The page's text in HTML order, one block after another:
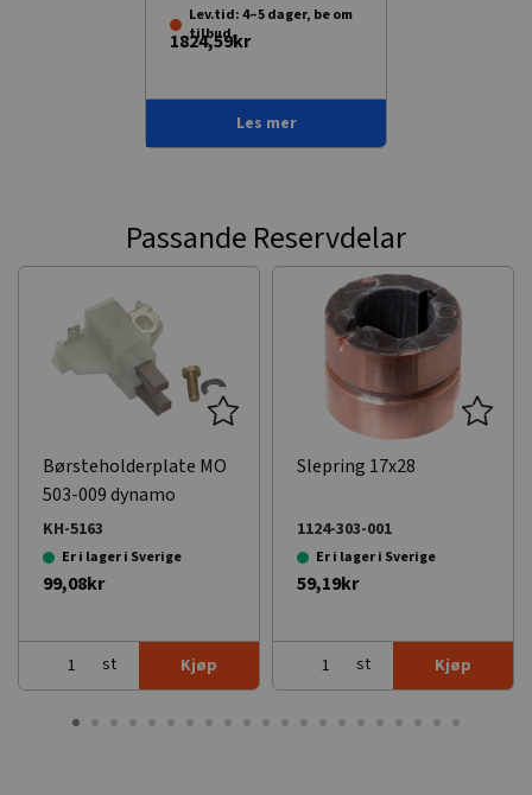
Lev.tid: 4–5 dager, be om
tilbud.
1824,59kr
Les mer
Passande Reservdelar
Børsteholderplate MO
503-009 dynamo
KH-5163
Er i lager i Sverige
99,08kr
st Kjøp
Slepring 17x28
1124-303-001
Er i lager i Sverige
59,19kr
st Kjøp